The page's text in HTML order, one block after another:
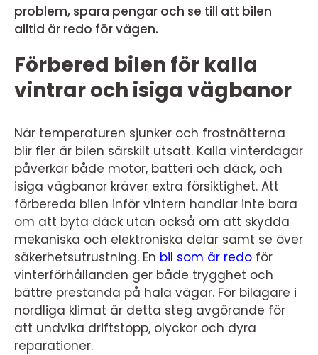
problem, spara pengar och se till att bilen
alltid är redo för vägen.
Förbered bilen för kalla
vintrar och isiga vägbanor
När temperaturen sjunker och frostnätterna
blir fler är bilen särskilt utsatt. Kalla vinterdagar
påverkar både motor, batteri och däck, och
isiga vägbanor kräver extra försiktighet. Att
förbereda bilen inför vintern handlar inte bara
om att byta däck utan också om att skydda
mekaniska och elektroniska delar samt se över
säkerhetsutrustning. En bil som är redo för
vinterförhållanden ger både trygghet och
bättre prestanda på hala vägar. För bilägare i
nordliga klimat är detta steg avgörande för
att undvika driftstopp, olyckor och dyra
reparationer.